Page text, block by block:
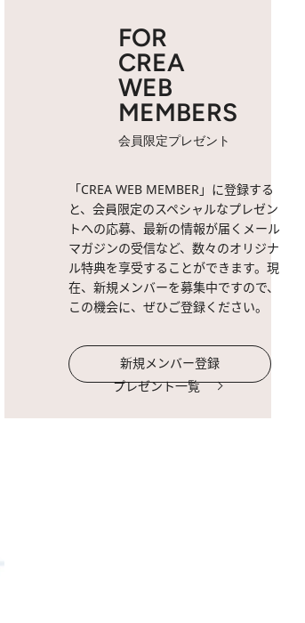
FOR
CREA
WEB
MEMBERS
会員限定プレゼント
「CREA WEB MEMBER」に登録する
と、会員限定のスペシャルなプレゼン
トへの応募、最新の情報が届くメール
マガジンの受信など、数々のオリジナ
ル特典を享受することができます。現
在、新規メンバーを募集中ですので、
この機会に、ぜひご登録ください。
新規メンバー登録
プレゼント一覧